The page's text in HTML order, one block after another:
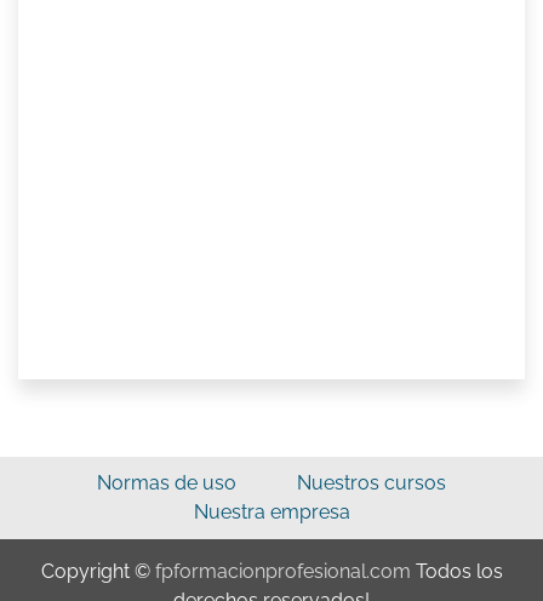
Normas de uso
Nuestros cursos
Nuestra empresa
Copyright © fpformacionprofesional.com Todos los